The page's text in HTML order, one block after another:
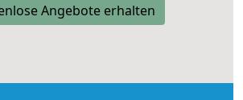
Angebote erhalten